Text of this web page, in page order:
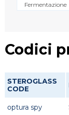
Fermentazione
Codici
STEROGLASS
CODE
optura spy